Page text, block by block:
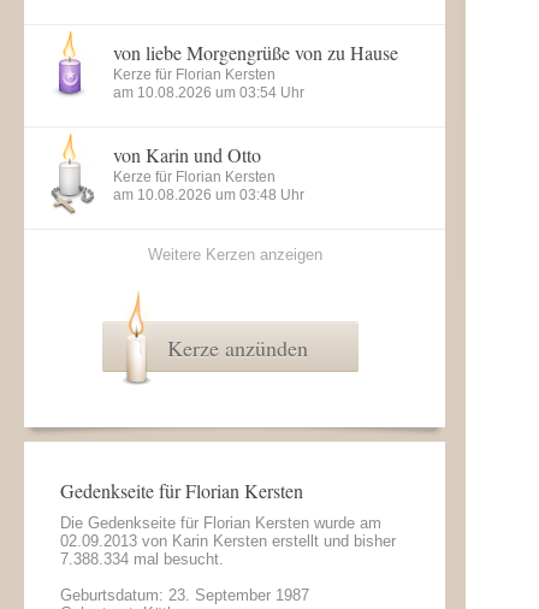
von liebe Morgengrüße von zu Hause
Kerze für Florian Kersten
am 10.08.2026 um 03:54 Uhr
von Karin und Otto
Kerze für Florian Kersten
am 10.08.2026 um 03:48 Uhr
Weitere Kerzen anzeigen
Kerze anzünden
Gedenkseite für Florian Kersten
Die Gedenkseite für Florian Kersten wurde am
02.09.2013 von Karin Kersten erstellt und bisher
7.388.334 mal besucht.
Geburtsdatum: 23. September 1987